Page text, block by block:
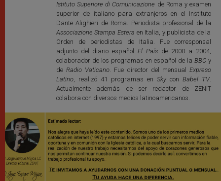
Istituto Superiore di Comunicazione de Roma y examen
superior de italiano para extranjeros en el Instituto
Dante Alighieri de Roma. Periodista profesional de la
Associazione Stampa Estera en Italia, y publicista de la
Orden de periodistas de Italia. Fue corresponsal
adjunto del diario españolEl Paísde 2000 a 2004,
colaborador de los programas en español de la BBCy
de Radio Vaticano. Fue director del mensualExpreso
Latino, realizó 41 programas en Skycon Babel TV.
Actualmente además de ser redactor de ZENIT
colabora con diversos medios latinoamericanos.